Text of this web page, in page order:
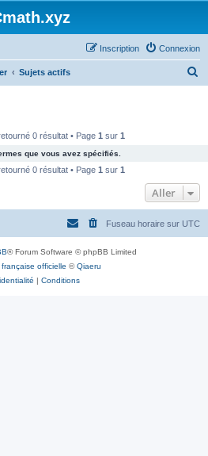
Connexion
Inscription
Sujets actifs
c
e
0 résultat • Page 1 sur 1
que vous avez spécifiés.
0 résultat • Page 1 sur 1
Aller
Fuseau horaire sur UTC
® Forum Software © phpBB Limited
officielle ©Qiaeru
| Conditions